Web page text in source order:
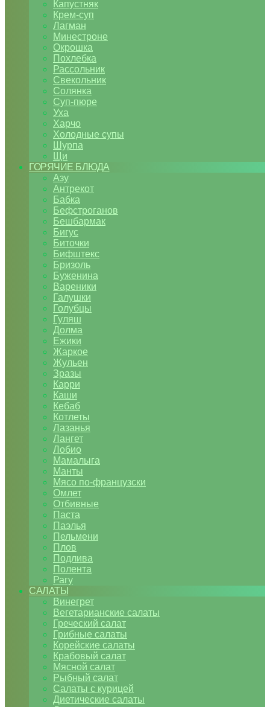
Капустняк
Крем-суп
Лагман
Минестроне
Окрошка
Похлебка
Рассольник
Свекольник
Солянка
Суп-пюре
Уха
Харчо
Холодные супы
Шурпа
Щи
ГОРЯЧИЕ БЛЮДА
Азу
Антрекот
Бабка
Бефстроганов
Бешбармак
Бигус
Биточки
Бифштекс
Бризоль
Буженина
Вареники
Галушки
Голубцы
Гуляш
Долма
Ежики
Жаркое
Жульен
Зразы
Карри
Каши
Кебаб
Котлеты
Лазанья
Лангет
Лобио
Мамалыга
Манты
Мясо по-французски
Омлет
Отбивные
Паста
Паэлья
Пельмени
Плов
Подлива
Полента
Рагу
САЛАТЫ
Винегрет
Вегетарианские салаты
Греческий салат
Грибные салаты
Корейские салаты
Крабовый салат
Мясной салат
Рыбный салат
Салаты с курицей
Диетические салаты